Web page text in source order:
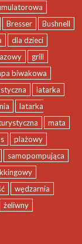
Bresser
Bushnell
dla dzieci
grill
biwakowa
latarka
latarka
mata
plażowy
samopompująca
wędzarnia
żeliwny